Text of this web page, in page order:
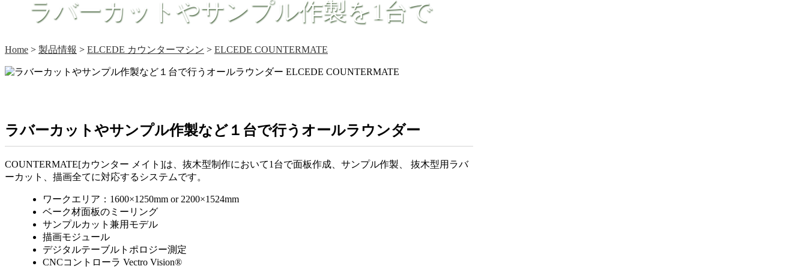
ラバーカットやサンプル作製を1台で
Home > 製品情報 > ELCEDE カウンターマシン > ELCEDE COUNTERMATE
ラバーカットやサンプル作製など１台で行うオールラウンダー
COUNTERMATE[カウンター メイト]は、抜木型制作において1台で面板作成、サンプル作製、 抜木型用ラバ
ーカット、描画全てに対応するシステムです。
ワークエリア：1600×1250mm or 2200×1524mm
ベーク材面板のミーリング
サンプルカット兼用モデル
描画モジュール
デジタルテーブルトポロジー測定
CNCコントローラ Vectro Vision®